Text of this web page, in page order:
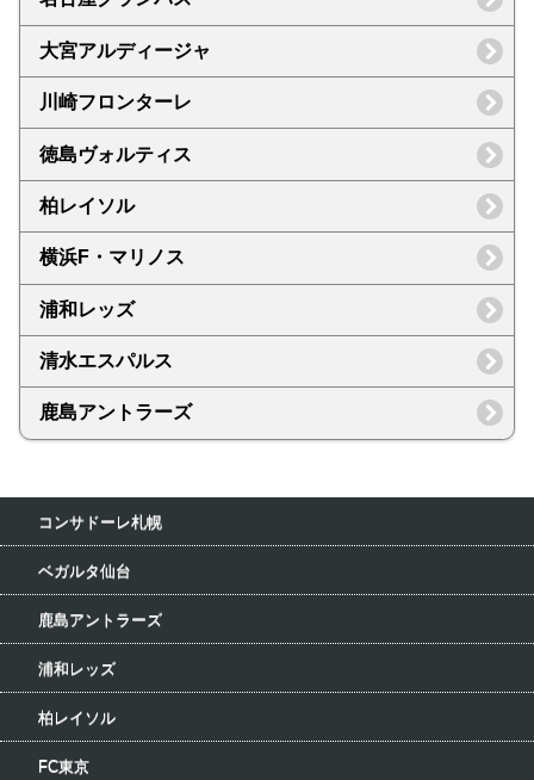
大宮アルディージャ
川崎フロンターレ
徳島ヴォルティス
柏レイソル
横浜F・マリノス
浦和レッズ
清水エスパルス
鹿島アントラーズ
コンサドーレ札幌
ベガルタ仙台
鹿島アントラーズ
浦和レッズ
柏レイソル
FC東京